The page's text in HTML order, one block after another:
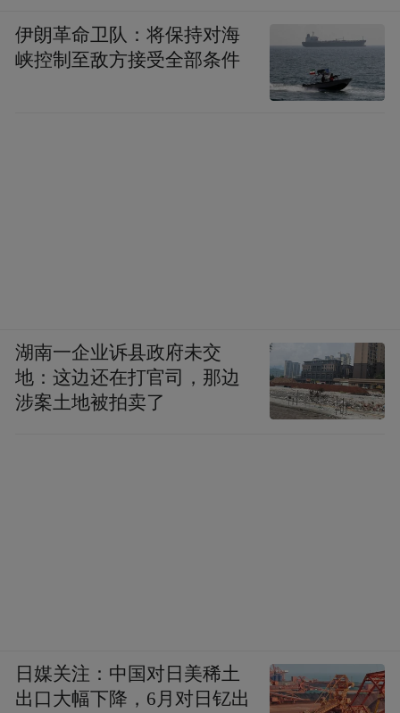
伊朗革命卫队：将保持对海
峡控制至敌方接受全部条件
湖南一企业诉县政府未交
地：这边还在打官司，那边
涉案土地被拍卖了
日媒关注：中国对日美稀土
出口大幅下降，6月对日钇出